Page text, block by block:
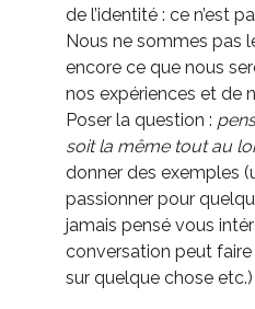
de l’identité : ce n’est
Nous ne sommes pas
encore ce que nous
nos expériences et de
Poser la question :
soit la même tout au
donner des exemples
passionner pour
jamais pensé vous
conversation peut
sur quelque chose etc.)